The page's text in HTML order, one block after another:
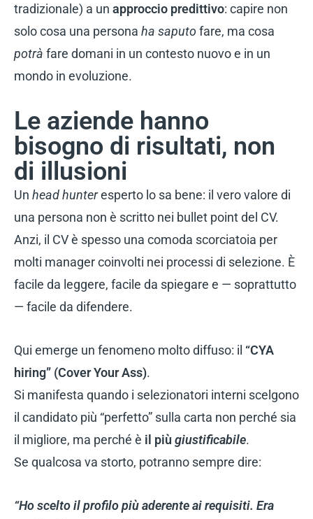
tradizionale) a un approccio predittivo: capire non
solo cosa una persona ha saputofare, ma cosa
potrà fare domani in un contesto nuovo e in un
mondo in evoluzione.
Le aziende hanno
bisogno di risultati, non
di illusioni
Un head hunteresperto lo sa bene: il vero valore di
una persona non è scritto nei bullet point del CV.
Anzi, il CV è spesso una comoda scorciatoia per
molti manager coinvolti nei processi di selezione. È
facile da leggere, facile da spiegare e — soprattutto
— facile da difendere.
Qui emerge un fenomeno molto diffuso: il “CYA
hiring” (Cover Your Ass).
Si manifesta quando i selezionatori interni scelgono
il candidato più “perfetto” sulla carta non perché sia
il migliore, ma perché è il più giustificabile.
Se qualcosa va storto, potranno sempre dire:
“Ho scelto il profilo più aderente ai requisiti. Era